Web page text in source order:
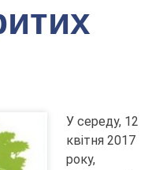
У середу, 12
квітня 2017
року,